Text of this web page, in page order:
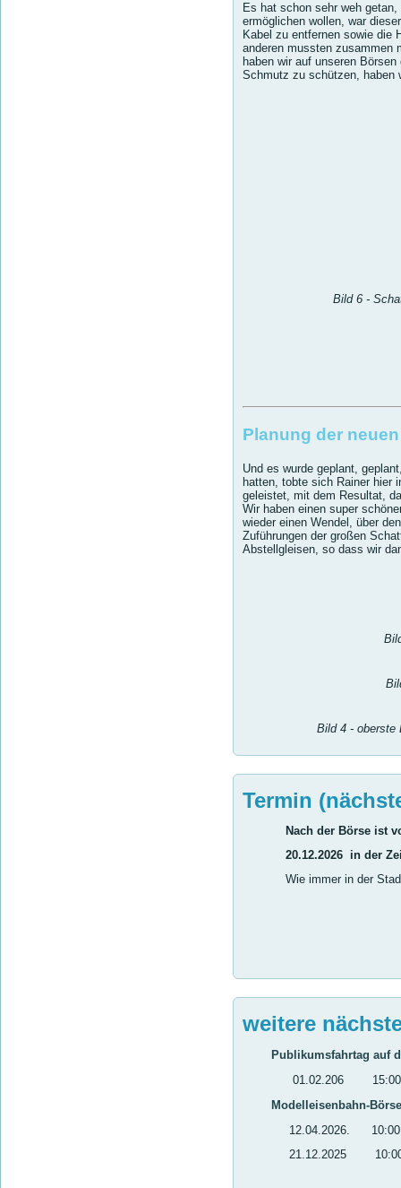
Es hat schon sehr weh
ermöglichen wollen, war
Kabel zu entfernen sowie die
anderen mussten zusammen
haben wir auf unseren
Schmutz zu schützen, haben
Bild 6 -
Planung der
Und es wurde geplant,
hatten, tobte sich Rainer hier
geleistet, mit dem Resultat,
Wir haben einen super
wieder einen Wendel, über
Zuführungen der großen
Abstellgleisen, so dass wir
Bild 4 - oberste
Termin
Nach der Börse ist
20.12.2026 in der Zeit
Wie immer in der
weitere
Publikumsfahrtag auf
01.02.206 15:00
Modelleisenbahn-
12.04.2026. 10:00
21.12.2025 10:00